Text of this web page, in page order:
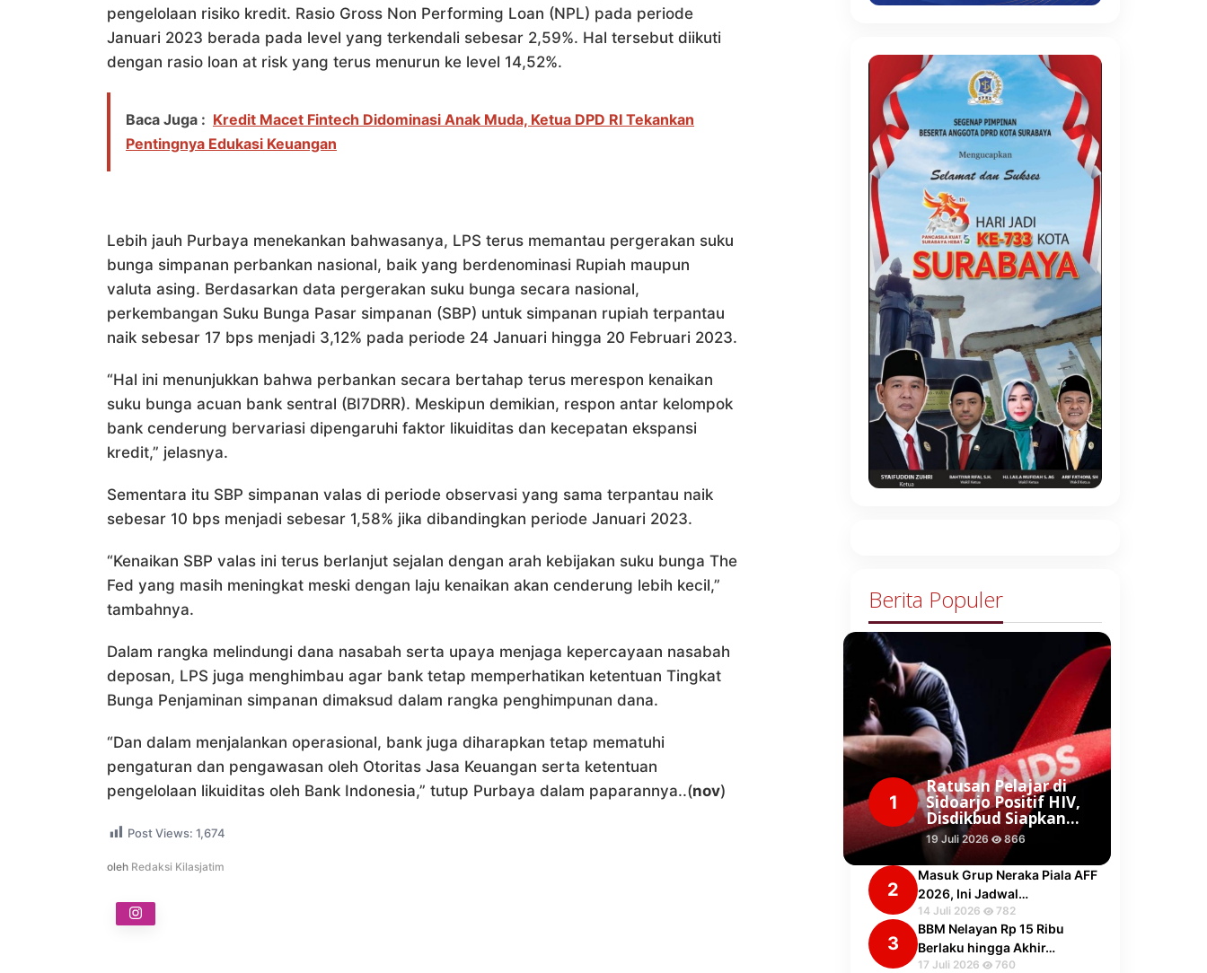
pengelolaan risiko kredit. Rasio Gross Non Performing Loan (NPL) pada periode
Januari 2023 berada pada level yang terkendali sebesar 2,59%. Hal tersebut diikuti
dengan rasio loan at risk yang terus menurun ke level 14,52%.
Baca Juga : Kredit Macet Fintech Didominasi Anak Muda, Ketua DPD RI Tekankan
Pentingnya Edukasi Keuangan
Lebih jauh Purbaya menekankan bahwasanya, LPS terus memantau pergerakan suku
bunga simpanan perbankan nasional, baik yang berdenominasi Rupiah maupun
valuta asing. Berdasarkan data pergerakan suku bunga secara nasional,
perkembangan Suku Bunga Pasar simpanan (SBP) untuk simpanan rupiah terpantau
naik sebesar 17 bps menjadi 3,12% pada periode 24 Januari hingga 20 Februari 2023.
“Hal ini menunjukkan bahwa perbankan secara bertahap terus merespon kenaikan
suku bunga acuan bank sentral (BI7DRR). Meskipun demikian, respon antar kelompok
bank cenderung bervariasi dipengaruhi faktor likuiditas dan kecepatan ekspansi
kredit,” jelasnya.
Sementara itu SBP simpanan valas di periode observasi yang sama terpantau naik
sebesar 10 bps menjadi sebesar 1,58% jika dibandingkan periode Januari 2023.
“Kenaikan SBP valas ini terus berlanjut sejalan dengan arah kebijakan suku bunga The
Fed yang masih meningkat meski dengan laju kenaikan akan cenderung lebih kecil,”
tambahnya.
Dalam rangka melindungi dana nasabah serta upaya menjaga kepercayaan nasabah
deposan, LPS juga menghimbau agar bank tetap memperhatikan ketentuan Tingkat
Bunga Penjaminan simpanan dimaksud dalam rangka penghimpunan dana.
“Dan dalam menjalankan operasional, bank juga diharapkan tetap mematuhi
pengaturan dan pengawasan oleh Otoritas Jasa Keuangan serta ketentuan
pengelolaan likuiditas oleh Bank Indonesia,” tutup Purbaya dalam paparannya..(nov)
Post Views: 1,674
oleh Redaksi Kilasjatim
Berita Populer
1
Ratusan Pelajar di
Sidoarjo Positif HIV,
Disdikbud Siapkan…
19 Juli 2026 866
2
Masuk Grup Neraka Piala AFF
2026, Ini Jadwal…
14 Juli 2026 782
3
BBM Nelayan Rp 15 Ribu
Berlaku hingga Akhir…
17 Juli 2026 760